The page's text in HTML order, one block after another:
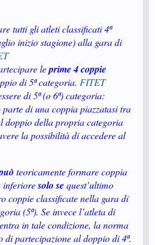
tutti gli atleti classificati 4ª
inizio stagione) alla gara di
leprime 4 coppie
di 5ª categoria. FITET
di 5ª (o 6ª) categoria:
di una coppia piazzatasi tra
doppio della propria categoria
la possibilità di accedere al
teoricamente formare coppia
inferioresolo sequest’ultimo
coppie classificate nella gara di
(5ª). Se invece l’atleta di
in tale condizione, la norma
partecipazione al doppio di 4ª.